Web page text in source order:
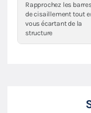
Rapprochez les
de cisaillement tout
vous écartant de la
structure